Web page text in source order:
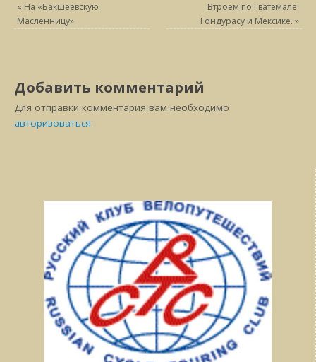
« На «Бакшеевскую
Масленницу»
Втроем по Гватемале,
Гондурасу и Мексике. »
Добавить комментарий
Для отправки комментария вам необходимо
авторизоваться.